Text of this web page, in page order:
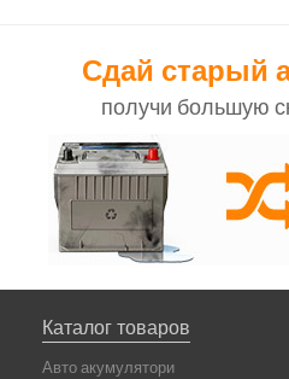
Сдай старый
получи большую
Каталог товаров
Авто акумулятори